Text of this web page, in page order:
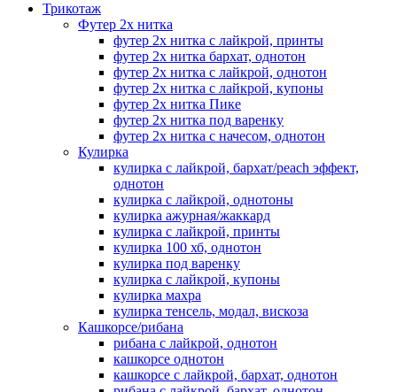
Трикотаж
Футер 2х нитка
футер 2х нитка с лайкрой, принты
футер 2х нитка бархат, однотон
футер 2х нитка с лайкрой, однотон
футер 2х нитка с лайкрой, купоны
футер 2х нитка Пике
футер 2х нитка под варенку
футер 2х нитка с начесом, однотон
Кулирка
кулирка с лайкрой, бархат/peach эффект,
однотон
кулирка с лайкрой, однотоны
кулирка ажурная/жаккард
кулирка с лайкрой, принты
кулирка 100 хб, однотон
кулирка под варенку
кулирка с лайкрой, купоны
кулирка махра
кулирка тенсель, модал, вискоза
Кашкорсе/рибана
рибана с лайкрой, однотон
кашкорсе однотон
кашкорсе с лайкрой, бархат, однотон